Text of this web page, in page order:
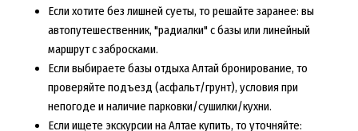
Если хотите без лишней суеты, то решайте заранее: вы
автопутешественник, "радиалки" с базы или линейный
маршрут с забросками.
Если выбираете базы отдыха Алтай бронирование, то
проверяйте подъезд (асфальт/грунт), условия при
непогоде и наличие парковки/сушилки/кухни.
Если ищете экскурсии на Алтае купить, то уточняйте: